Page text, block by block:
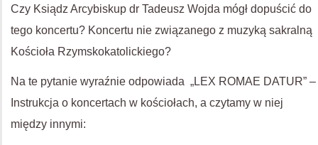
Czy Ksiądz Arcybiskup dr Tadeusz Wojda mógł dopuścić do
tego koncertu? Koncertu nie związanego z muzyką sakralną
Kościoła Rzymskokatolickiego?
Na te pytanie wyraźnie odpowiada „LEX ROMAE DATUR” –
Instrukcja o koncertach w kościołach, a czytamy w niej
między innymi: